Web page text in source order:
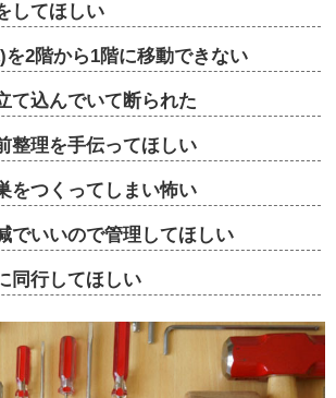
してほしい
を2階から1階に移動できない
て込んでいて断られた
整理を手伝ってほしい
をつくってしまい怖い
でいいので管理してほしい
同行してほしい